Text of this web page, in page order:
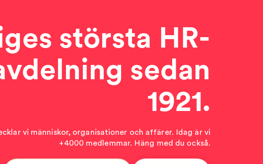
största HR-
sedan
1921.
vi människor, organisationer och affärer. Idag är vi
+4000 medlemmar. Häng med du också.